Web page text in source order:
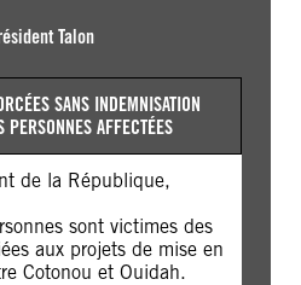
Talon
SANS INDEMNISATION
PERSONNES AFFECTÉES
de la République,
sont victimes des
aux projets de mise en
Cotonou et Ouidah.